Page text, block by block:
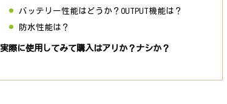
バッテリー性能はどうか？OUTPUT機能は？
防水性能は？
実際に使用してみて購入はアリか？ナシか？